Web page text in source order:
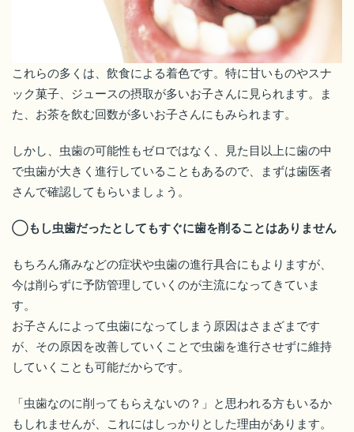
これらの多くは、飲食による着色です。特に甘いものやスナ
ック菓子、ジュースの摂取が多いお子さんに見られます。ま
た、お茶を飲む回数が多いお子さんにもみられます。
しかし、虫歯の可能性もゼロではなく、見た目以上に歯の中
で虫歯が大きく進行していることもあるので、まずは歯医者
さんで確認してもらいましょう。
◯もし虫歯だったとしてもすぐに歯を削ることはありません
もちろん痛みなどの症状や虫歯の進行具合にもよりますが、
今は削らずに予防管理していくのが主流になってきていま
す。
お子さんによって虫歯になってしまう原因はさまざまです
が、その原因を改善していくことで虫歯を進行させずに維持
していくことも可能だからです。
「虫歯なのに削ってもらえないの？」と思われる方もいるか
もしれませんが、これにはしっかりとした理由があります。